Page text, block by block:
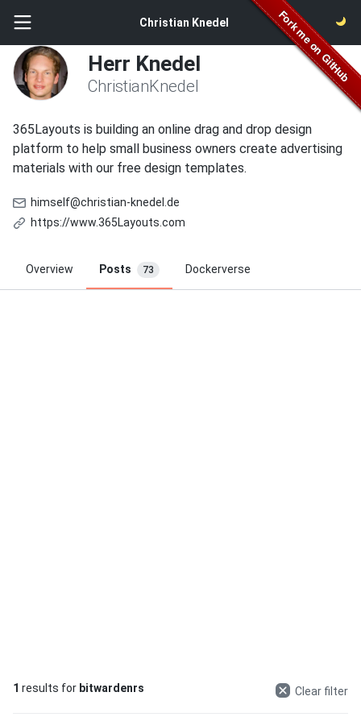
Christian Knedel
Herr Knedel
ChristianKnedel
365Layouts is building an online drag and drop design
platform to help small business owners create advertising
materials with our free design templates.
himself@christian-knedel.de
https://www.365Layouts.com
Overview Posts 73 Dockerverse
1 results for bitwardenrs Clear filter